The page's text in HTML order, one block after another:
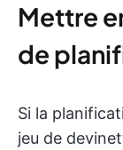
Mettre
de
Si la
jeu de